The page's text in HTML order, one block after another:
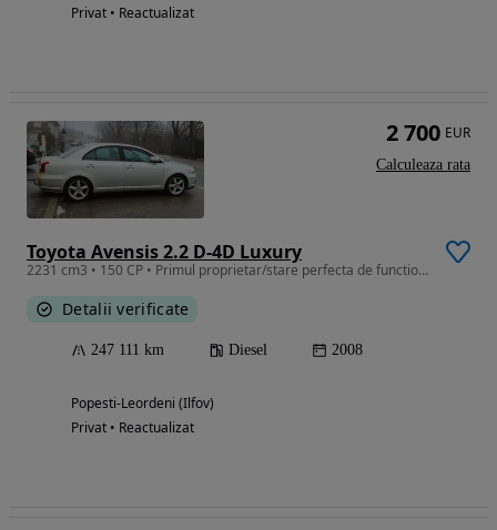
Privat • Reactualizat
Toyota Avensis 2.2 D-4D Luxury
2231 cm3 • 150 CP • Primul proprietar/stare perfecta de functionare
Detalii verificate
247 111 km Diesel 2008
Popesti-Leordeni (Ilfov)
Privat • Reactualizat
2 700 EUR
Calculeaza rata